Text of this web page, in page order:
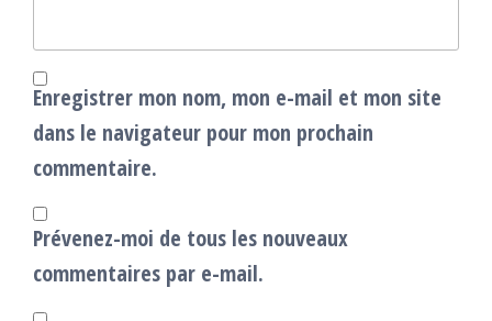
Enregistrer mon nom, mon e-mail et mon site
dans le navigateur pour mon prochain
commentaire.
Prévenez-moi de tous les nouveaux
commentaires par e-mail.